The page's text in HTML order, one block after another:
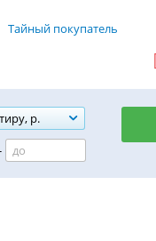
Тайный покупатель
р.